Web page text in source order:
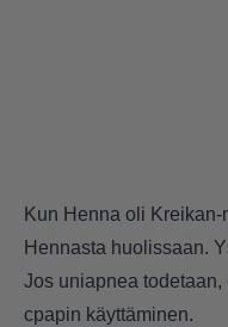
Kun Henna oli
Hennasta huolissaan.
Jos uniapnea
cpapin käyttäminen.